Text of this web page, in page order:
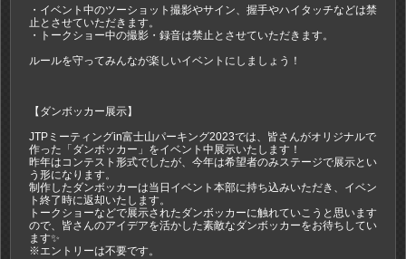
・イベント中のツーショット撮影やサイン、握手やハイタッチなどは禁
止とさせていただきます。
・トークショー中の撮影・録音は禁止とさせていただきます。
ルールを守ってみんなが楽しいイベントにしましょう！
【ダンボッカー展示】
JTPミーティングin富士山パーキング2023では、皆さんがオリジナルで
作った「ダンボッカー」をイベント中展示いたします！
昨年はコンテスト形式でしたが、今年は希望者のみステージで展示とい
う形になります。
制作したダンボッカーは当日イベント本部に持ち込みいただき、イベン
ト終了時に返却いたします。
トークショーなどで展示されたダンボッカーに触れていこうと思います
ので、皆さんのアイデアを活かした素敵なダンボッカーをお待ちしてい
ます✨
※エントリーは不要です。